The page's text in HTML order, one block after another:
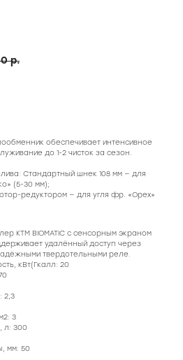
р.
обеспечивает интенсивное
до 1-2 чисток за сезон.
Стандартный шнек 108 мм — для
(5-30 мм);
редуктором — для угля фр. «Орех»
КТМ BIOMATIC с сенсорным экраном
удалённый доступ через
твердотельными реле.
кВт(Гкалл: 20
2,3
3
л: 300
мм: 50